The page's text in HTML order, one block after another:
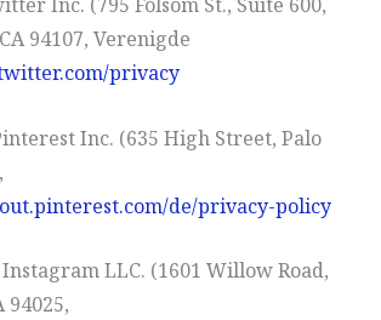
94107, Verenigde
privacy
Inc. (635 High Street, Palo
de/privacy-policy
LLC. (1601 Willow Road,
94025,